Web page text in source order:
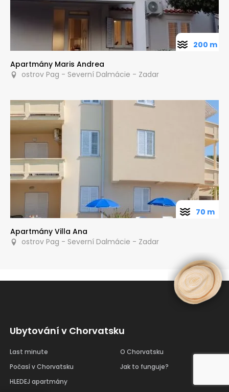
Apartmány Maris Andrea
ostrov Pag - Severní Dalmácie - Zadar
200 m
Apartmány Villa Ana
ostrov Pag - Severní Dalmácie - Zadar
70 m
Ubytování v Chorvatsku
Last minute
Počasí v Chorvatsku
HLEDEJ apartmány
O Chorvatsku
Jak to funguje?